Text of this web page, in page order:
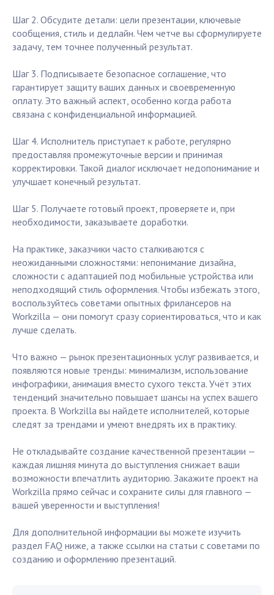
Шаг 2. Обсудите детали: цели презентации, ключевые
сообщения, стиль и дедлайн. Чем четче вы сформулируете
задачу, тем точнее полученный результат.
Шаг 3. Подписываете безопасное соглашение, что
гарантирует защиту ваших данных и своевременную
оплату. Это важный аспект, особенно когда работа
связана с конфиденциальной информацией.
Шаг 4. Исполнитель приступает к работе, регулярно
предоставляя промежуточные версии и принимая
корректировки. Такой диалог исключает недопонимание и
улучшает конечный результат.
Шаг 5. Получаете готовый проект, проверяете и, при
необходимости, заказываете доработки.
На практике, заказчики часто сталкиваются с
неожиданными сложностями: непонимание дизайна,
сложности с адаптацией под мобильные устройства или
неподходящий стиль оформления. Чтобы избежать этого,
воспользуйтесь советами опытных фрилансеров на
Workzilla — они помогут сразу сориентироваться, что и как
лучше сделать.
Что важно — рынок презентационных услуг развивается, и
появляются новые тренды: минимализм, использование
инфографики, анимация вместо сухого текста. Учёт этих
тенденций значительно повышает шансы на успех вашего
проекта. В Workzilla вы найдете исполнителей, которые
следят за трендами и умеют внедрять их в практику.
Не откладывайте создание качественной презентации —
каждая лишняя минута до выступления снижает ваши
возможности впечатлить аудиторию. Закажите проект на
Workzilla прямо сейчас и сохраните силы для главного —
вашей уверенности и выступления!
Для дополнительной информации вы можете изучить
раздел FAQ ниже, а также ссылки на статьи с советами по
созданию и оформлению презентаций.